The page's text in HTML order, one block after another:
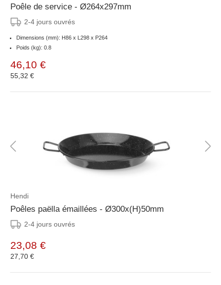
Poêle de service - Ø264x297mm
2-4 jours ouvrés
Dimensions (mm): H86 x L298 x P264
Poids (kg): 0.8
46,10 €
55,32 €
Hendi
Poêles paëlla émaillées - Ø300x(H)50mm
2-4 jours ouvrés
23,08 €
27,70 €